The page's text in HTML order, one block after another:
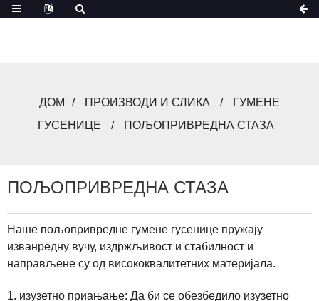
ДОМ ПРОИЗВОДИ И СЛИКА
ГУМЕНЕ
ГУСЕНИЦЕ
ПОЉОПРИВРЕДНА СТАЗА
ПОЉОПРИВРЕДНА СТАЗА
Наше пољопривредне гумене гусенице пружају
изванредну вучу, издржљивост и стабилност и
направљене су од висококвалитетних материјала.
1. изузетно приањање: Да би се обезбедило изузетно